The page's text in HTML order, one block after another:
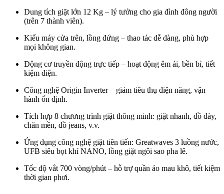
Dung tích giặt lớn 12 Kg – lý tưởng cho gia đình đông người
(trên 7 thành viên).
Kiểu máy cửa trên, lồng đứng – thao tác dễ dàng, phù hợp
mọi không gian.
Động cơ truyền động trực tiếp – hoạt động êm ái, bền bỉ, tiết
kiệm điện.
Công nghệ Origin Inverter – giảm tiêu thụ điện năng, vận
hành ổn định.
Tích hợp 8 chương trình giặt thông minh: giặt nhanh, đồ dày,
chăn mền, đồ jeans, v.v.
Ứng dụng công nghệ giặt tiên tiến: Greatwaves 3 luồng nước,
UFB siêu bọt khí NANO, lồng giặt ngôi sao pha lê.
Tốc độ vắt 700 vòng/phút – hỗ trợ quần áo mau khô, tiết kiệm
thời gian phơi.